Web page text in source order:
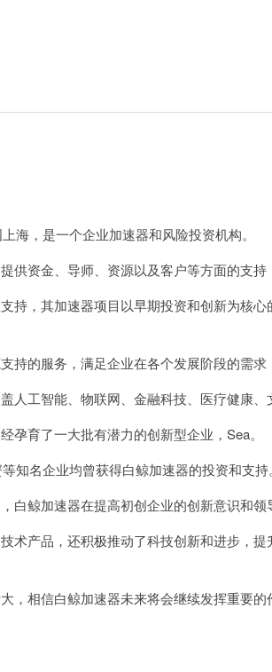
，是一个企业加速器和风险投资机构。
资金、导师、资源以及客户等方面的支持
，其加速器项目以早期投资和创新为核心
的服务，满足企业在各个发展阶段的需求
工智能、物联网、金融科技、医疗健康、
育了一大批有潜力的创新型企业，Sea。
名企业均曾获得白鲸加速器的投资和支持。
鲸加速器在提高初创企业的创新意识和领
产品，还积极推动了科技创新和进步，提
相信白鲸加速器未来将会继续发挥重要的